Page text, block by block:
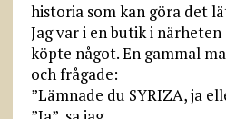
historia som kan göra det
Jag var i en butik i
köpte något. En gammal
och frågade:
”Lämnade du SYRIZA, ja